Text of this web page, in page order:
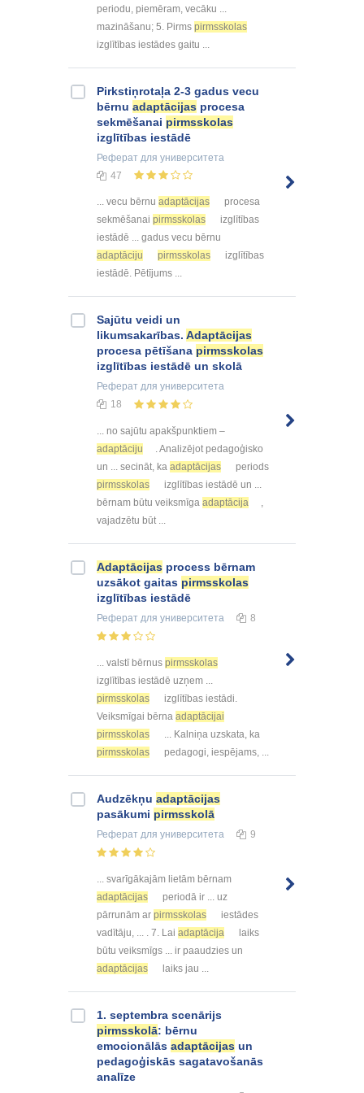
periodu, piemēram, vecāku ...
mazināšanu; 5. Pirms pirmsskolas
izglītības iestādes gaitu ...
Pirkstiņrotaļa 2-3 gadus vecu
bērnu adaptācijas procesa
sekmēšanai pirmsskolas
izglītības iestādē
Реферат для университета
47
... vecu bērnu adaptācijas
procesa
sekmēšanai pirmsskolas
izglītības
iestādē ... gadus vecu bērnu
adaptāciju
pirmsskolas
izglītības
iestādē. Pētījums ...
Sajūtu veidi un
likumsakarības. Adaptācijas
procesa pētīšana pirmsskolas
izglītības iestādē un skolā
Реферат для университета
18
... no sajūtu apakšpunktiem –
adaptāciju
. Analizējot pedagoģisko
un ... secināt, ka adaptācijas
periods
pirmsskolas
izglītības iestādē un ...
bērnam būtu veiksmīga adaptācija
,
vajadzētu būt ...
Adaptācijas process bērnam
uzsākot gaitas pirmsskolas
izglītības iestādē
Реферат для университета 8
... valstī bērnus pirmsskolas
izglītības iestādē uzņem ...
pirmsskolas
izglītības iestādi.
Veiksmīgai bērna adaptācijai
pirmsskolas
... Kalniņa uzskata, ka
pirmsskolas
pedagogi, iespējams, ...
Audzēkņu adaptācijas
pasākumi pirmsskolā
Реферат для университета 9
... svarīgākajām lietām bērnam
adaptācijas
periodā ir ... uz
pārrunām ar pirmsskolas
iestādes
vadītāju, ... . 7. Lai adaptācija
laiks
būtu veiksmīgs ... ir paaudzies un
adaptācijas
laiks jau ...
1. septembra scenārijs
pirmsskolā: bērnu
emocionālās adaptācijas un
pedagoģiskās sagatavošanās
analīze